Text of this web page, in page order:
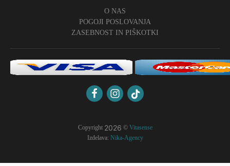
O NAS
POGOJI POSLOVANJA
ZASEBNOST IN PIŠKOTKI
Copyright 2026 © Vitasense
Izdelava: Nika-Agency